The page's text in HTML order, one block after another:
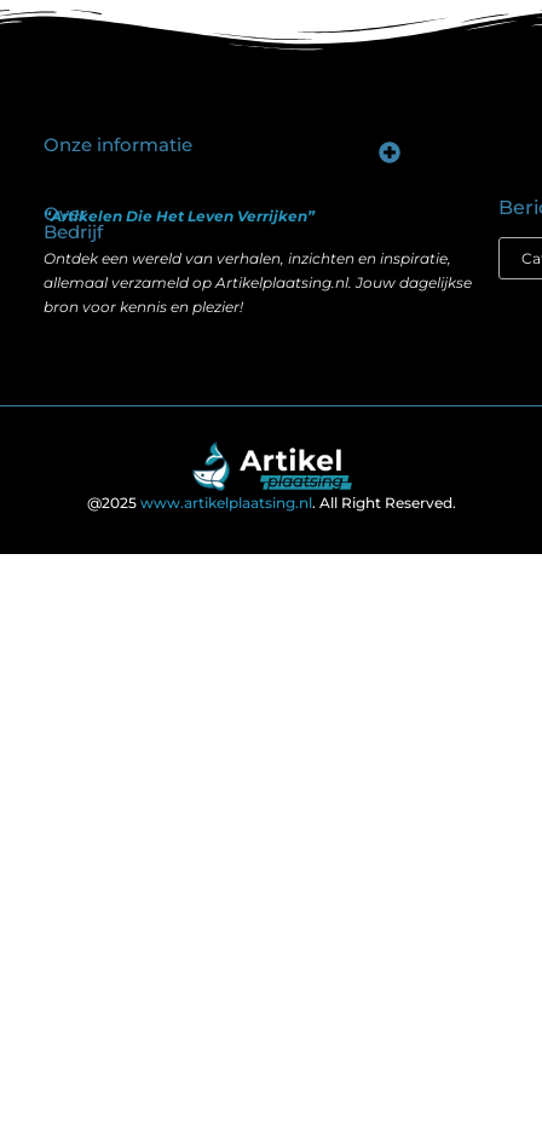
Over
Bedrijf
“Artikelen Die Het Leven Verrijken”
Ontdek een wereld van verhalen, inzichten en inspiratie,
allemaal verzameld op Artikelplaatsing.nl. Jouw dagelijkse
bron voor kennis en plezier!
Onze informatie
@2025 www.artikelplaatsing.nl. All Right Reserved.